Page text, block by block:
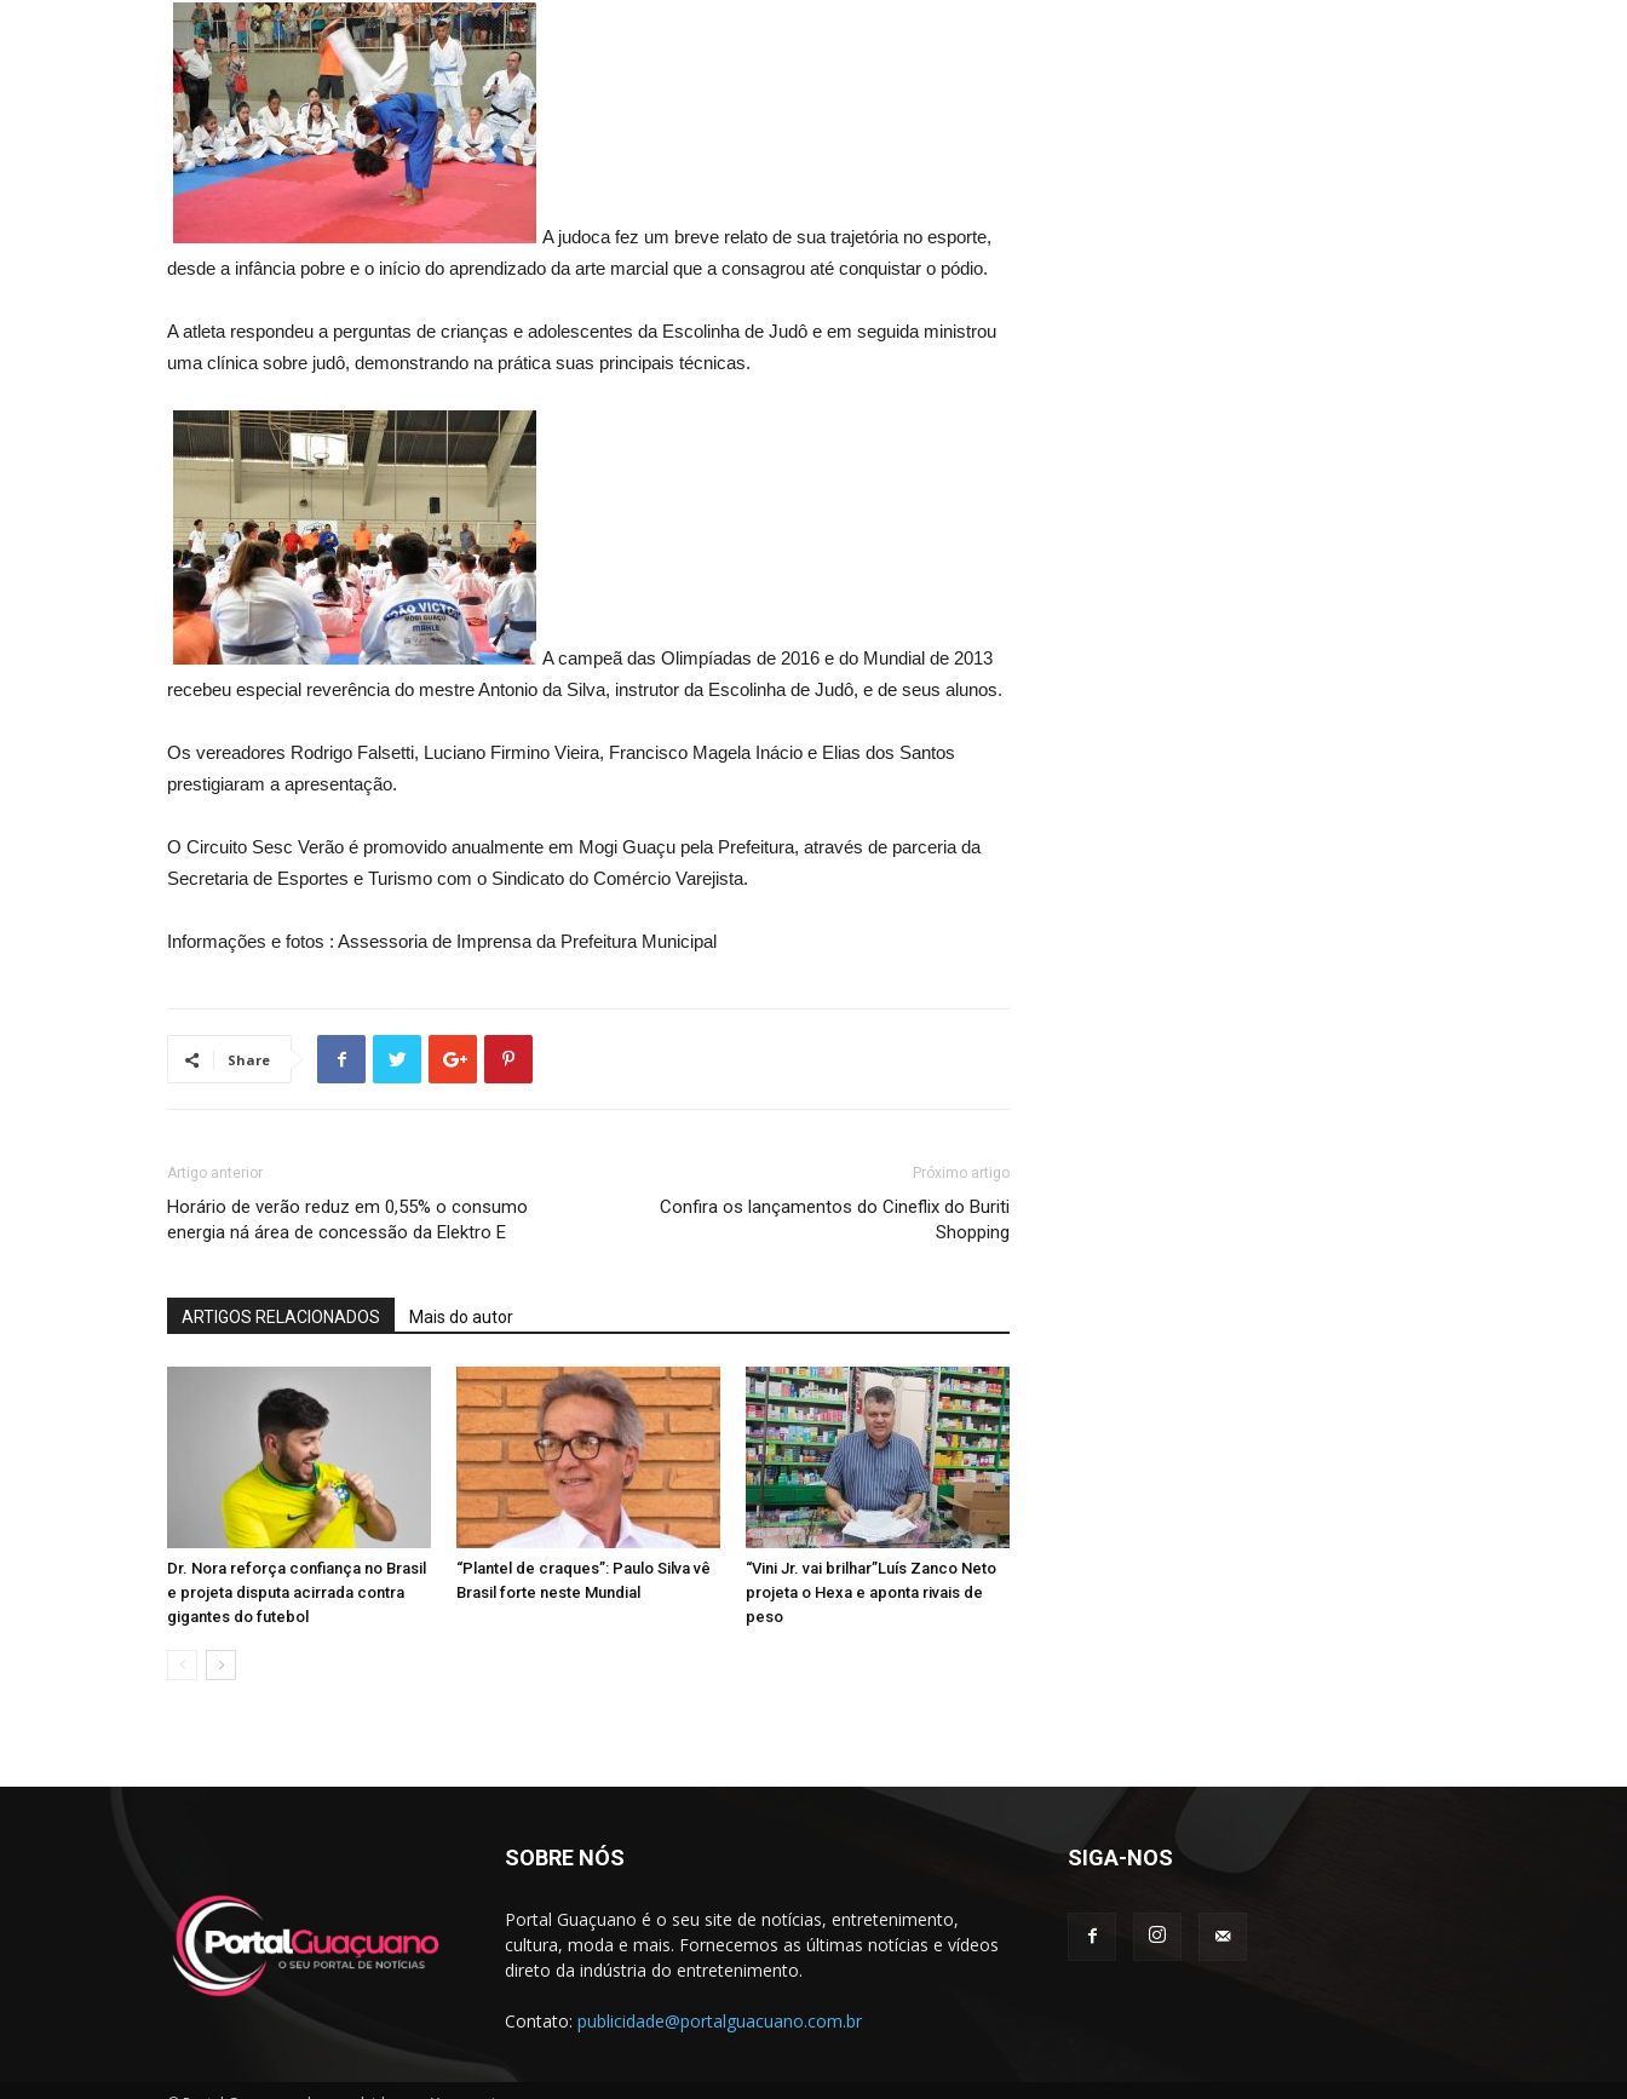
A judoca fez um breve relato de sua trajetória no esporte,
desde a infância pobre e o início do aprendizado da arte marcial que a consagrou até conquistar o pódio.
A atleta respondeu a perguntas de crianças e adolescentes da Escolinha de Judô e em seguida ministrou
uma clínica sobre judô, demonstrando na prática suas principais técnicas.
A campeã das Olimpíadas de 2016 e do Mundial de 2013
recebeu especial reverência do mestre Antonio da Silva, instrutor da Escolinha de Judô, e de seus alunos.
Os vereadores Rodrigo Falsetti, Luciano Firmino Vieira, Francisco Magela Inácio e Elias dos Santos
prestigiaram a apresentação.
O Circuito Sesc Verão é promovido anualmente em Mogi Guaçu pela Prefeitura, através de parceria da
Secretaria de Esportes e Turismo com o Sindicato do Comércio Varejista.
Informações e fotos : Assessoria de Imprensa da Prefeitura Municipal
Share
Artigo anterior
Horário de verão reduz em 0,55% o consumo
energia ná área de concessão da Elektro E
Próximo artigo
Confira os lançamentos do Cineflix do Buriti
Shopping
ARTIGOS RELACIONADOS Mais do autor
Dr. Nora reforça confiança no Brasil
e projeta disputa acirrada contra
gigantes do futebol
“Plantel de craques”: Paulo Silva vê
Brasil forte neste Mundial
“Vini Jr. vai brilhar”Luís Zanco Neto
projeta o Hexa e aponta rivais de
peso
SOBRE NÓS
Portal Guaçuano é o seu site de notícias, entretenimento,
cultura, moda e mais. Fornecemos as últimas notícias e vídeos
direto da indústria do entretenimento.
Contato: publicidade@portalguacuano.com.br
SIGA-NOS